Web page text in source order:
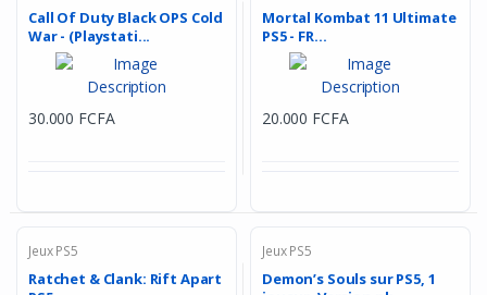
Call Of Duty Black OPS Cold
War - (Playstati...
30.000 FCFA
Mortal Kombat 11 Ultimate
PS5 - FR...
20.000 FCFA
Jeux PS5
Ratchet & Clank: Rift Apart
Jeux PS5
Demon’s Souls sur PS5, 1